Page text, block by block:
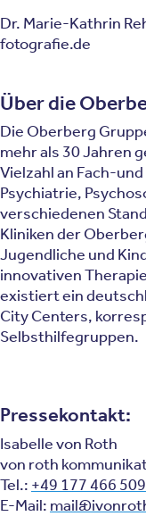
Dr. Marie-Kathrin
fotografie.de
Über die
Die Oberberg
mehr als 30 Jahren
Vielzahl an Fach-
Psychiatrie,
verschiedenen
Kliniken der
Jugendliche und
innovativen
existiert ein
City Centers,
Selbsthilfegruppen.
Pressekontakt:
Isabelle von Roth
von roth
Tel.: +49 177 466
E-Mail: